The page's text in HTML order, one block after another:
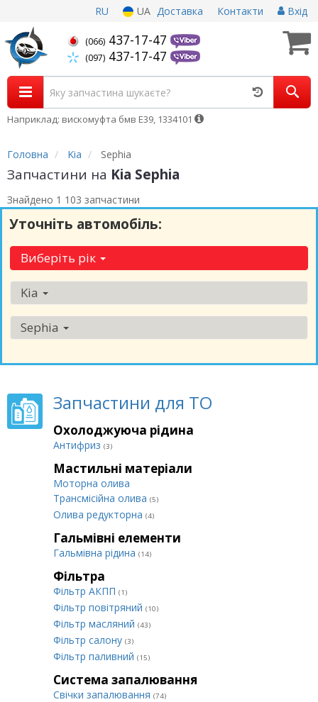
RU UA Доставка Контакти Вхід
(066) 437-17-47
(097) 437-17-47
Наприклад: вискомуфта бмв Е39, 1334101
Головна Kia Sephia
Запчастини на Kia Sephia
Знайдено 1 103 запчастини
Уточніть автомобіль:
Виберіть рік
Kia
Sephia
Запчастини для ТО
Охолоджуюча рідина
Антифриз (3)
Мастильні матеріали
Моторна олива
Трансмісійна олива (5)
Олива редукторна (4)
Гальмівні елементи
Гальмівна рідина (14)
Фільтра
Фільтр АКПП (1)
Фільтр повітряний (10)
Фільтр масляний (43)
Фільтр салону (3)
Фільтр паливний (15)
Система запалювання
Свічки запалювання (74)